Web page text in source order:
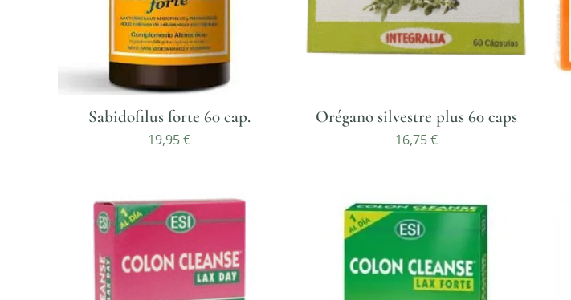
Sabidofilus forte 60 cap.
19,95€
Orégano silvestre plus 60 caps
16,75€